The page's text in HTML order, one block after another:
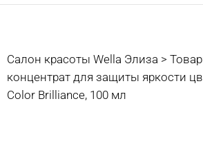
Салон красоты Wella Элиза >
концентрат для защиты яркости
Color Brilliance, 100 мл